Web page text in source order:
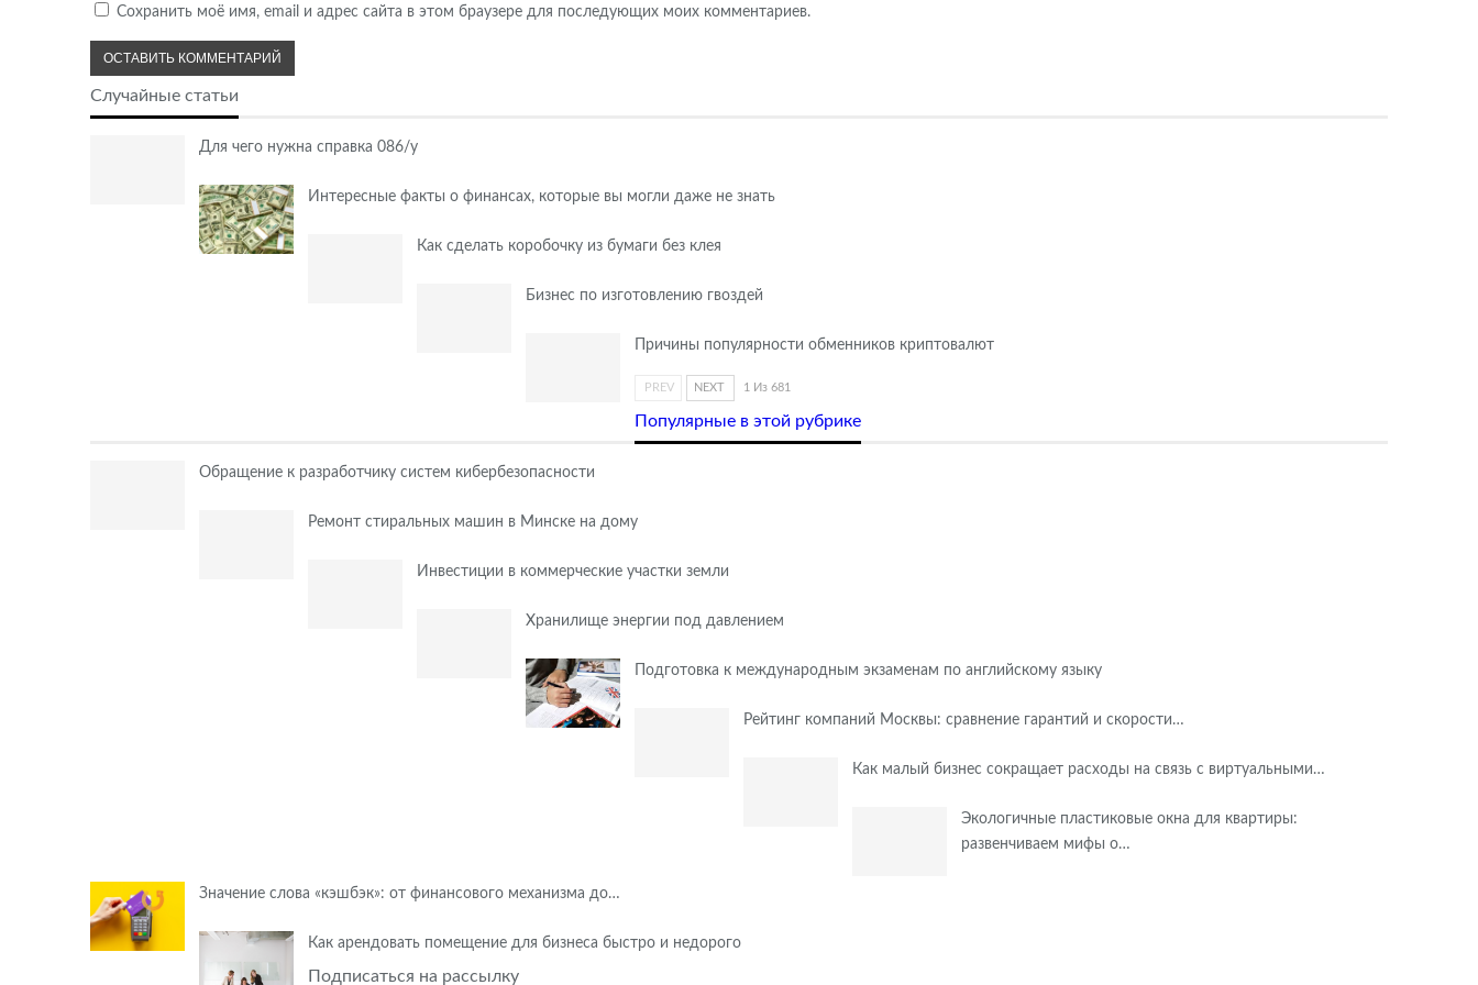
Сохранить моё имя, email и адрес сайта в этом браузере для последующих моих комментариев.
Случайные статьи
Для чего нужна справка 086/у
Интересные факты о финансах, которые вы могли даже не знать
Как сделать коробочку из бумаги без клея
Бизнес по изготовлению гвоздей
Причины популярности обменников криптовалют
PREV NEXT 1 Из 681
Популярные в этой рубрике
Обращение к разработчику систем кибербезопасности
Ремонт стиральных машин в Минске на дому
Инвестиции в коммерческие участки земли
Хранилище энергии под давлением
Подготовка к международным экзаменам по английскому языку
Рейтинг компаний Москвы: сравнение гарантий и скорости…
Как малый бизнес сокращает расходы на связь с виртуальными…
Экологичные пластиковые окна для квартиры:
развенчиваем мифы о…
Значение слова «кэшбэк»: от финансового механизма до…
Как арендовать помещение для бизнеса быстро и недорого
Подписаться на рассылку